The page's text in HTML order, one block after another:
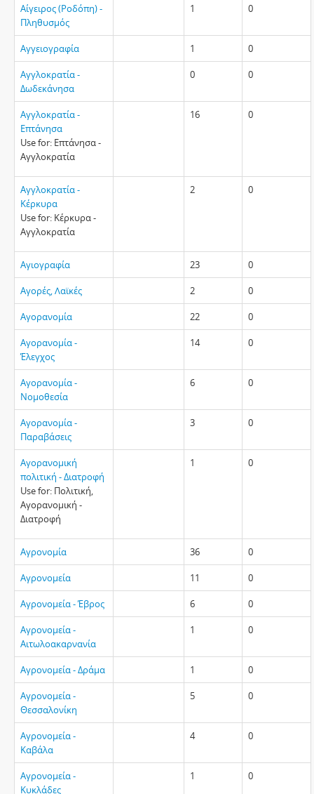
Αίγειρος (Ροδόπη) -
Πληθυσμός
1 0
Αγγειογραφία 1 0
Αγγλοκρατία -
Δωδεκάνησα
0 0
Αγγλοκρατία -
Επτάνησα
Use for: Επτάνησα -
Αγγλοκρατία
16 0
Αγγλοκρατία -
Κέρκυρα
Use for: Κέρκυρα -
Αγγλοκρατία
2 0
Αγιογραφία 23 0
Αγορές, Λαϊκές 2 0
Αγορανομία 22 0
Αγορανομία -
Έλεγχος
14 0
Αγορανομία -
Νομοθεσία
6 0
Αγορανομία -
Παραβάσεις
3 0
Αγορανομική
πολιτική - Διατροφή
Use for: Πολιτική,
Αγορανομική -
Διατροφή
1 0
Αγρονομία 36 0
Αγρονομεία 11 0
Αγρονομεία - Έβρος 6 0
Αγρονομεία -
Αιτωλοακαρνανία
1 0
Αγρονομεία - Δράμα 1 0
Αγρονομεία -
Θεσσαλονίκη
5 0
Αγρονομεία -
Καβάλα
4 0
Αγρονομεία -
Κυκλάδες
1 0